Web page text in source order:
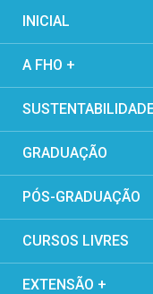
INICIAL
A FHO +
GRADUAÇÃO
PÓS-GRADUAÇÃO
CURSOS LIVRES
EXTENSÃO +